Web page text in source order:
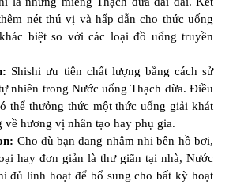
nét thú vị và hấp dẫn cho thức uống
biệt so với các loại đồ uống truyền
Shishi ưu tiên chất lượng bằng cách sử
nhiên trong Nước uống Thạch dừa. Điều
thể thưởng thức một thức uống giải khát
về hương vị nhân tạo hay phụ gia.
Cho dù bạn đang nhâm nhi bên hồ bơi,
hay đơn giản là thư giãn tại nhà, Nước
đủ linh hoạt để bổ sung cho bất kỳ hoạt